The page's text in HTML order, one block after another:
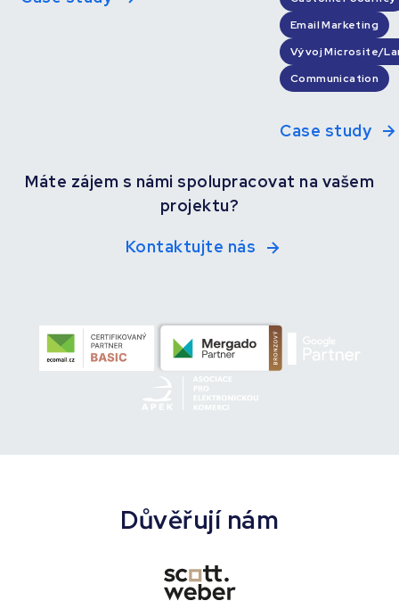
Email Marketing
Vývoj Microsite/
Communication
Case study
Máte zájem s námi spolupracovat na vašem
projektu?
Kontaktujte nás
Důvěřují nám